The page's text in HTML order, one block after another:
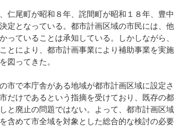
仁尾町が昭和８年、詫間町が昭和１８年、豊中
定となっている。都市計画区域の市民には、他
っていることは承知している。しかしながら、
とにより、都市計画事業により補助事業を実施
図ってきた。
市で本庁舎がある地域が都市計画区域に設定さ
だけであるという指摘を受けており、既存の都
と廃止の問題ではない。よって、都市計画区域
含めて市全域を対象とした総合的な検討の必要